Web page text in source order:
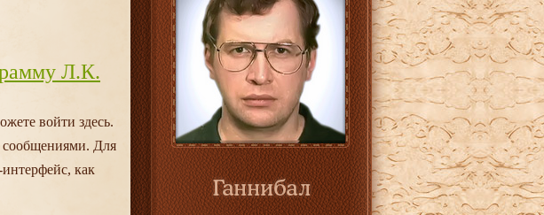
Л.К.
войти здесь.
сообщениями. Для
как